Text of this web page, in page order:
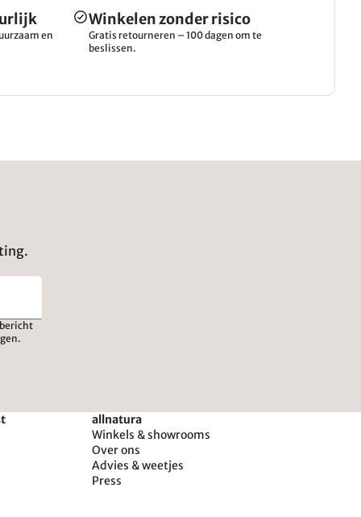
en
Winkelen zonder risico
Gratis retourneren – 100 dagen om te
beslissen.
allnatura
Winkels & showrooms
Over ons
Advies & weetjes
Press